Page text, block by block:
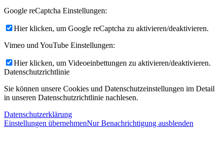
Google reCaptcha Einstellungen:
Hier klicken, um Google reCaptcha zu aktivieren/deaktivieren.
Vimeo und YouTube Einstellungen:
Hier klicken, um Videoeinbettungen zu aktivieren/deaktivieren.
Datenschutzrichtlinie
Sie können unsere Cookies und Datenschutzeinstellungen im Detail
in unseren Datenschutzrichtlinie nachlesen.
Datenschutzerklärung
Einstellungen übernehmenNur Benachrichtigung ausblenden